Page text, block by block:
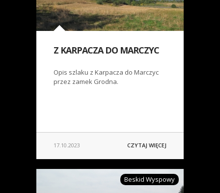
Z KARPACZA DO MARCZYC
Opis szlaku z Karpacza do Marczyc
przez zamek Grodna.
17.10.2023 CZYTAJ WIĘCEJ
Beskid Wyspowy